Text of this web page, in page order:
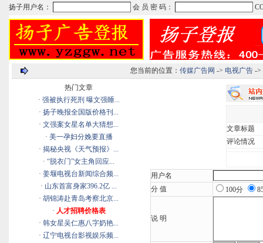
您当前的位置： 传媒广告网 -> 电视广告->
热门文章
· 强被执行死刑 曝文强睡...
· 扬子晚报全国版价格刊...
· 文强案女星名单大猜想...
· 美一孕妇分娩要直播
· 揭秘央视《天气预报》...
· “脱衣门”女主角回应...
· 姜堰电视台新闻综合频...
· 山东首富身家396.2亿 ...
· 胡锦涛赴青岛考察北京...
· 人才招聘价格表
· 韩女星吴仁惠八字奶艳...
· 辽宁电视台影视娱乐频...
文章标题
评论情况
用户名
分 值
100分
说 明